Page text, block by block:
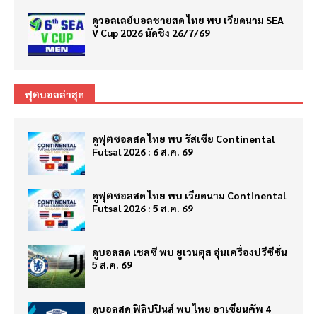
ดูวอลเลย์บอลชายสด ไทย พบ เวียดนาม SEA
V Cup 2026 นัดชิง 26/7/69
ฟุตบอลล่าสุด
ดูฟุตซอลสด ไทย พบ รัสเซีย Continental
Futsal 2026 : 6 ส.ค. 69
ดูฟุตซอลสด ไทย พบ เวียดนาม Continental
Futsal 2026 : 5 ส.ค. 69
ดูบอลสด เชลซี พบ ยูเวนตุส อุ่นเครื่องปรีซีซั่น
5 ส.ค. 69
ดูบอลสด ฟิลิปปินส์ พบ ไทย อาเซียนคัพ 4